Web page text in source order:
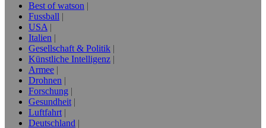
Best of watson
Fussball
USA
Italien
Gesellschaft & Politik
Künstliche Intelligenz
Armee
Drohnen
Forschung
Gesundheit
Luftfahrt
Deutschland